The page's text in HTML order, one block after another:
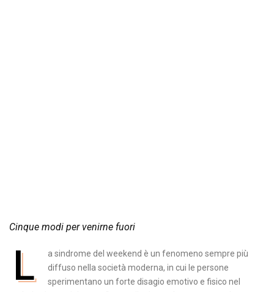
Cinque modi per venirne fuori
L
a sindrome del weekend è un fenomeno sempre più
diffuso nella società moderna, in cui le persone
sperimentano un forte disagio emotivo e fisico nel